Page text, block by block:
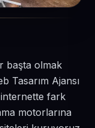
başta olmak
Tasarım Ajansı
internette fark
motorlarına